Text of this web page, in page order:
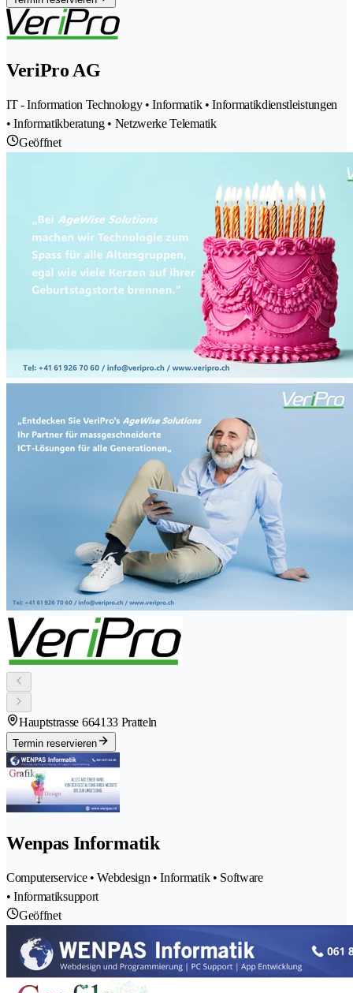
VeriPro AG
IT - Information Technology • Informatik • Informatikdienstleistungen
• Informatikberatung • Netzwerke Telematik
Geöffnet
Hauptstrasse 664133 Pratteln
Termin reservieren
Wenpas Informatik
Computerservice • Webdesign • Informatik • Software
• Informatiksupport
Geöffnet